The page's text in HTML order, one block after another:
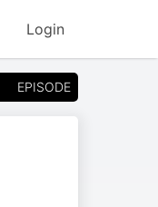
Login
EPISODE